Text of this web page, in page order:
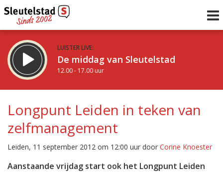
LUISTER LIVE:
De middag van Sleutelstad
12.00 - 17.00 uur
Sleutelstad 30
17.00 - 19.00 uur
Vorig uur
uur 1 van 0
Inklappen
Longpunt Leiden in teken van
zelfmanagement
Leiden, 11 september 2012 om 12:00 uur door Corine Knoester
Aanstaande vrijdag start ook het Longpunt Leiden